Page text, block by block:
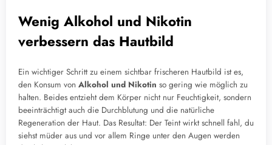
Wenig Alkohol und Nikotin
verbessern das Hautbild
Ein wichtiger Schritt zu einem sichtbar frischeren Hautbild ist es,
den Konsum von Alkohol und Nikotin so gering wie möglich zu
halten. Beides entzieht dem Körper nicht nur Feuchtigkeit, sondern
beeinträchtigt auch die Durchblutung und die natürliche
Regeneration der Haut. Das Resultat: Der Teint wirkt schnell fahl, du
siehst müder aus und vor allem Ringe unter den Augen werden